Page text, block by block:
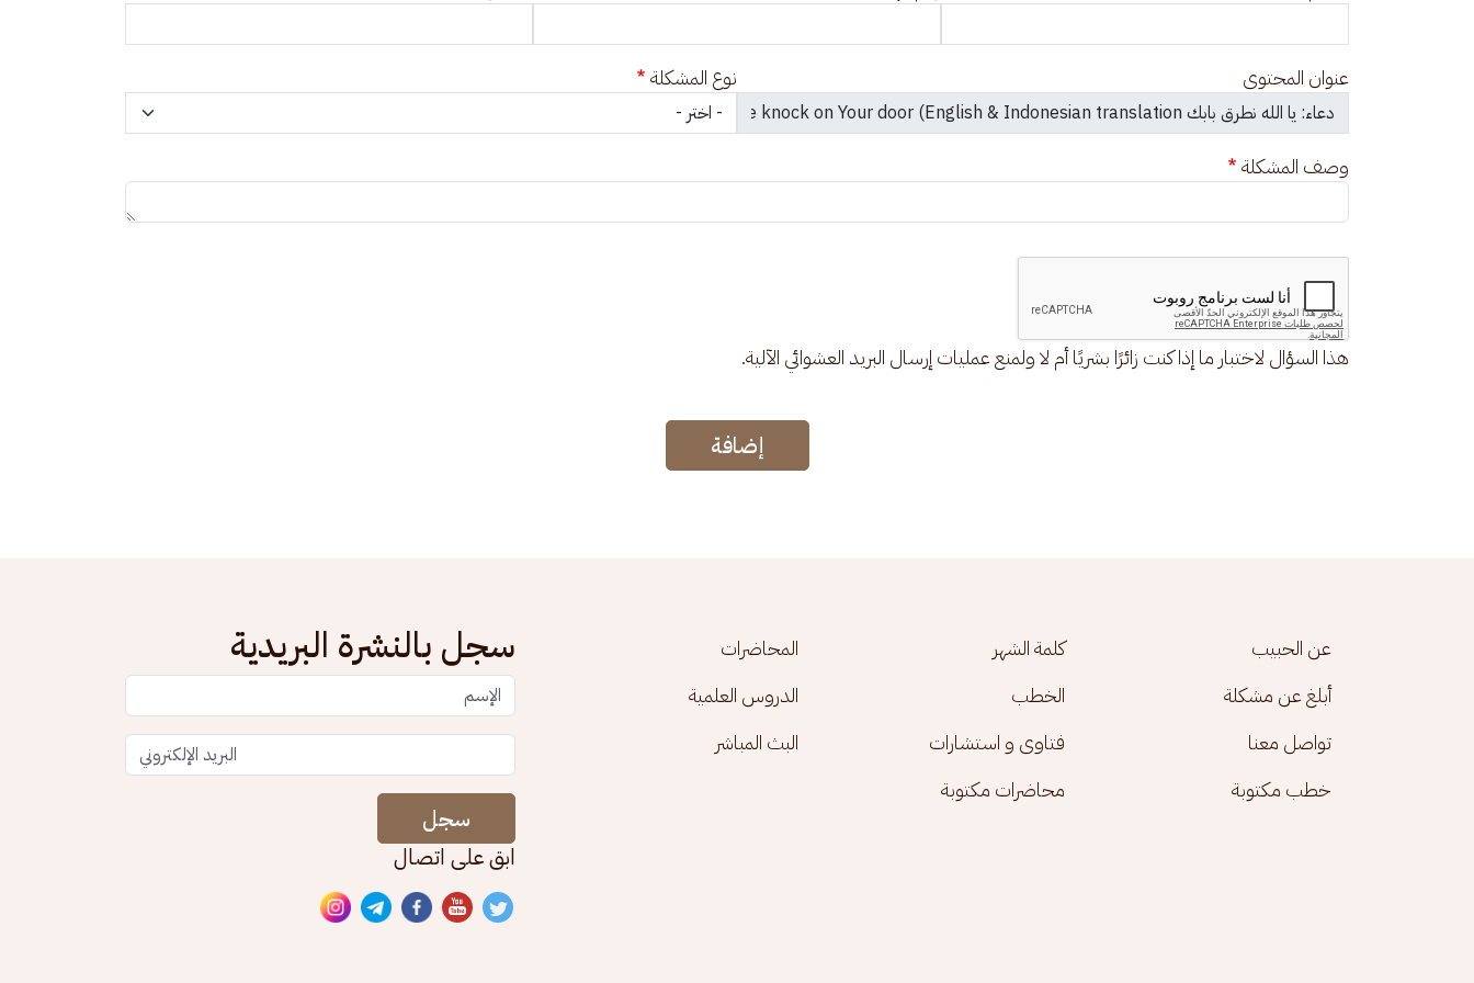
عنوان المحتوى نوع المشكلة
وصف المشكلة
هذا السؤال لاختبار ما إذا كنت زائرًا بشريًا أم لا ولمنع عمليات إرسال البريد العشوائي الآلية.
إضافة
Footer menu
عن الحبيب كلمة الشهر
المحاضرات
أبلغ عن مشكلة
الخطب
الدروس العلمية
تواصل معنا
فتاوى و استشارات
البث المباشر
خطب مكتوبة
محاضرات مكتوبة
سجل بالنشرة البريدية
سجل
ابق على اتصال